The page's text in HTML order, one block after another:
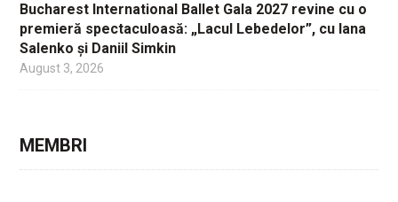
Bucharest International Ballet Gala 2027 revine cu o
premieră spectaculoasă: „Lacul Lebedelor”, cu Iana
Salenko și Daniil Simkin
August 3, 2026
MEMBRI